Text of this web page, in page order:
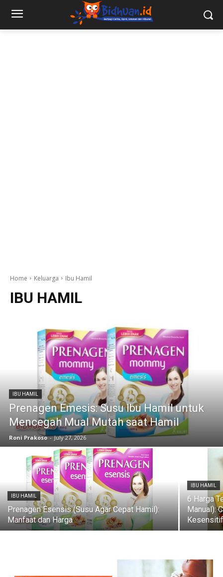
Home Keluarga Ibu Hamil
IBU HAMIL
IBU HAMIL
Prenagen Emesis: Susu Ibu Hamil untuk
Mencegah Mual Mutah saat Hamil
Roni Prakoso - July 27, 2026
IBU HAMIL
Prenagen Esensis (Susu Agar Cepat Hamil):
Manfaat dan Harga
IBU HAMIL
6 Harga
Manual):